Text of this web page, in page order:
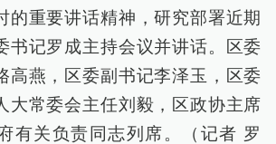
的重要讲话精神，研究部署近期
书记罗成主持会议并讲话。区委
高燕，区委副书记李泽玉，区委
大常委会主任刘毅，区政协主席
有关负责同志列席。（记者 罗